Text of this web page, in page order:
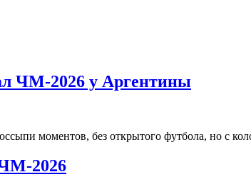
ЧМ-2026 у Аргентины
моментов, без открытого футбола, но с
2026